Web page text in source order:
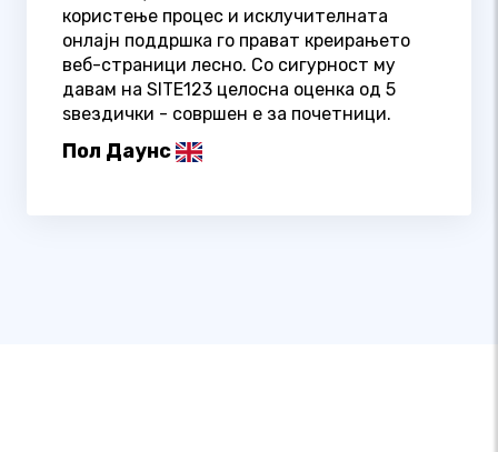
користење процес и исклучителната
онлајн поддршка го прават креирањето
веб-страници лесно. Со сигурност му
давам на SITE123 целосна оценка од 5
ѕвездички - совршен е за почетници.
Пол Даунс